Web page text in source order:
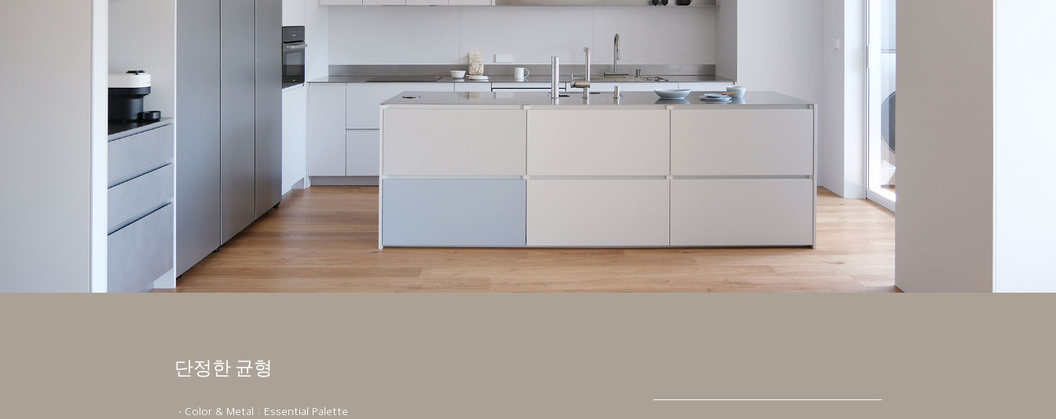
단정한 균형
ㆍColor & Metal : Essential Palette